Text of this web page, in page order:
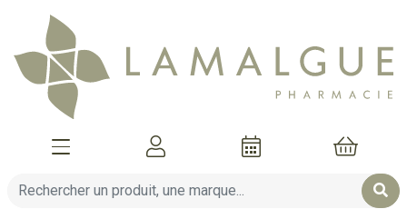
Afficher la navigation
Mon